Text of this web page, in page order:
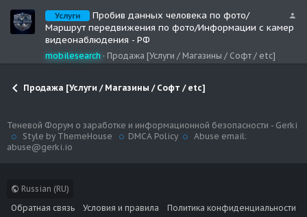
о
Услуги
Пробив данных человека по фото/
Маршрут передвижения по фото/Информации с камер
видеонаблюдения - РФ
mobilesearch Продажа [Услуги / Магазины / Софт / etc]
Продажа [Услуги / Магазины / Софт / etc]
Russian (RU)
Обратная связь
Условия и правила Политика конфиденциальности
Теневой Форум о заработке и информационной безопасности - Gerki
Style by ThemeHouse
DMCA Policy
Abuse email:
abuse@gerki.io